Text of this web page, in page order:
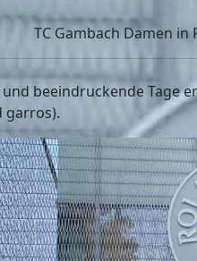
TC Gambach Damen
und beeindruckende Tage
garros).